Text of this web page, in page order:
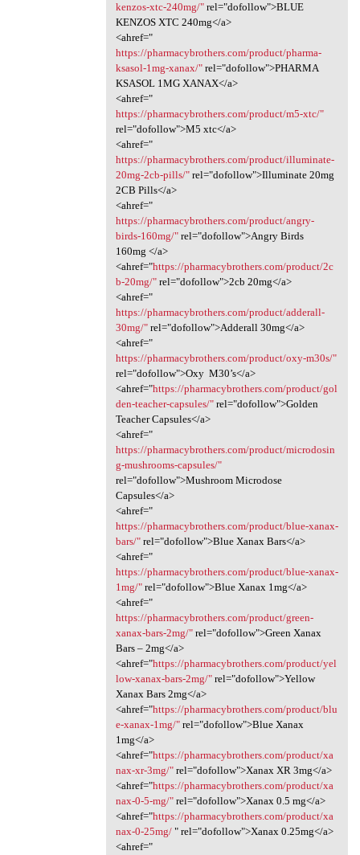
kenzos-xtc-240mg/"rel="dofollow">BLUE
KENZOS XTC 240mg</a>
<ahref="
https://pharmacybrothers.com/product/pharma-
ksasol-1mg-xanax/"rel="dofollow">PHARMA
KSASOL 1MG XANAX</a>
<ahref="
https://pharmacybrothers.com/product/m5-xtc/"
rel="dofollow">M5 xtc</a>
<ahref="
https://pharmacybrothers.com/product/illuminate-
20mg-2cb-pills/"rel="dofollow">Illuminate 20mg
2CB Pills</a>
<ahref="
https://pharmacybrothers.com/product/angry-
birds-160mg/"rel="dofollow">Angry Birds
160mg </a>
<ahref="https://pharmacybrothers.com/product/2c
b-20mg/"rel="dofollow">2cb 20mg</a>
<ahref="
https://pharmacybrothers.com/product/adderall-
30mg/"rel="dofollow">Adderall 30mg</a>
<ahref="
https://pharmacybrothers.com/product/oxy-m30s/"
rel="dofollow">Oxy M30’s</a>
<ahref="https://pharmacybrothers.com/product/gol
den-teacher-capsules/"rel="dofollow">Golden
Teacher Capsules</a>
<ahref="
https://pharmacybrothers.com/product/microdosin
g-mushrooms-capsules/"
rel="dofollow">Mushroom Microdose
Capsules</a>
<ahref="
https://pharmacybrothers.com/product/blue-xanax-
bars/"rel="dofollow">Blue Xanax Bars</a>
<ahref="
https://pharmacybrothers.com/product/blue-xanax-
1mg/"rel="dofollow">Blue Xanax 1mg</a>
<ahref="
https://pharmacybrothers.com/product/green-
xanax-bars-2mg/"rel="dofollow">Green Xanax
Bars – 2mg</a>
<ahref="https://pharmacybrothers.com/product/yel
low-xanax-bars-2mg/"rel="dofollow">Yellow
Xanax Bars 2mg</a>
<ahref="https://pharmacybrothers.com/product/blu
e-xanax-1mg/"rel="dofollow">Blue Xanax
1mg</a>
<ahref="https://pharmacybrothers.com/product/xa
nax-xr-3mg/"rel="dofollow">Xanax XR 3mg</a>
<ahref="https://pharmacybrothers.com/product/xa
nax-0-5-mg/"rel="dofollow">Xanax 0.5 mg</a>
<ahref="https://pharmacybrothers.com/product/xa
nax-0-25mg/" rel="dofollow">Xanax 0.25mg</a>
<ahref="